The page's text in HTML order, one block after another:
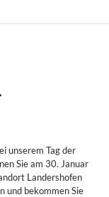
unserem Tag der
Sie am 30. Januar
Landershofen
und bekommen Sie